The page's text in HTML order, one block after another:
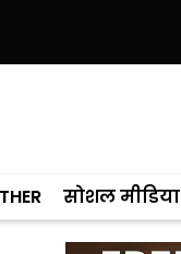
सोशल मीडिया